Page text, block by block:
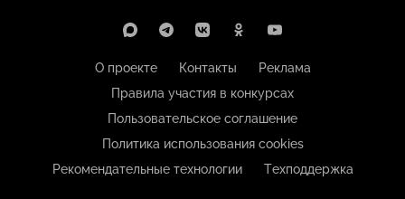
О проекте Контакты
Реклама
Правила участия в конкурсах
Пользовательское соглашение
Политика использования cookies
Рекомендательные технологии
Техподдержка